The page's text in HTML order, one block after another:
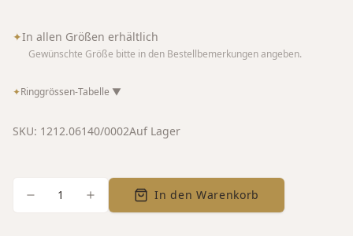
✦In allen Größen erhältlich
Gewünschte Größe bitte in den Bestellbemerkungen angeben.
✦Ringgrössen-Tabelle ▼
SKU: 1212.06140/0002Auf Lager
1 In den Warenkorb